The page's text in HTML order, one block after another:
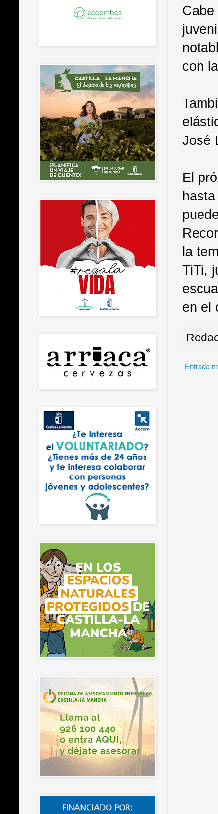
Cabe
con
José
El
la
TiTi,
en el
Entrada